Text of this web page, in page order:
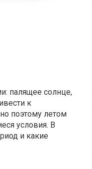
палящее солнце,
к
поэтому летом
условия. В
и какие